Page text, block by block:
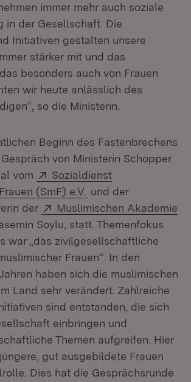
immer mehr auch soziale
in der Gesellschaft. Die
Initiativen gestalten unsere
stärker mit und das
besonders auch von Frauen
wir heute anlässlich des
so die Ministerin.
Beginn des Fastenbrechens
von Ministerin Schopper
vom
Extern:
Sozialdienst
(SmF) e.V. (Öffnet in neuem
und der
der
Extern:
Muslimischen Akademie
in neuem Fenster)
Soylu, statt. Themenfokus
war „das zivilgesellschaftliche
Frauen“. In den
haben sich die muslimischen
Land sehr verändert. Zahlreiche
sind entstanden, die sich
einbringen und
Themen aufgreifen. Hier
gut ausgebildete Frauen
Dies hat die Gesprächsrunde